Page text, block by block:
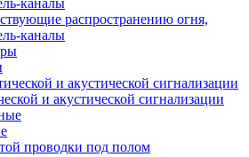
распространению огня,
каналы
и акустической сигнализации